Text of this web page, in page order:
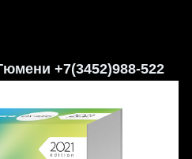
+7(3452)988-522